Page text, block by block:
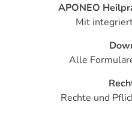
APONEO
Mit
Alle
Rechte und